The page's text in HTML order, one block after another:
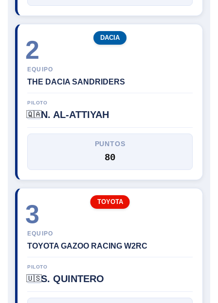
2
EQUIPO
THE DACIA SANDRIDERS
DACIA
PILOTO
🇶🇦N. AL-ATTIYAH
PUNTOS
80
3
EQUIPO
TOYOTA GAZOO RACING W2RC
TOYOTA
PILOTO
🇺🇸S. QUINTERO